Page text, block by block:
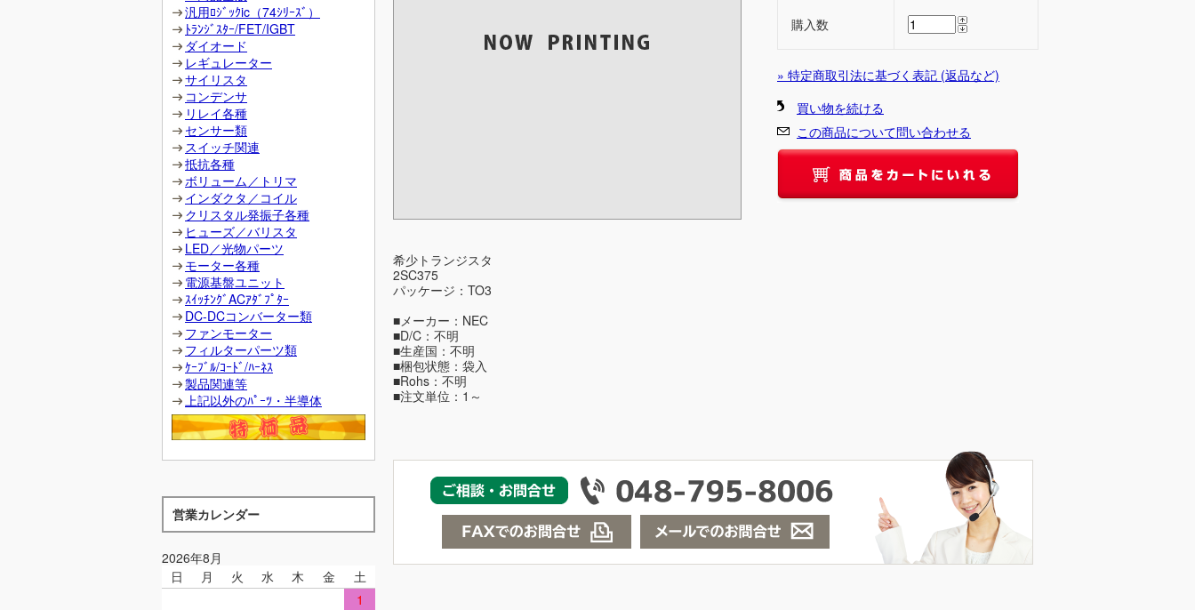
汎用ﾛｼﾞｯｸic（74ｼﾘｰｽﾞ）
ﾄﾗﾝｼﾞｽﾀｰ/FET/IGBT
ダイオード
レギュレーター
サイリスタ
コンデンサ
リレイ各種
センサー類
スイッチ関連
抵抗各種
ボリューム／トリマ
インダクタ／コイル
クリスタル発振子各種
ヒューズ／バリスタ
LED／光物パーツ
モーター各種
電源基盤ユニット
ｽｲｯﾁﾝｸﾞACｱﾀﾞﾌﾟﾀｰ
DC-DCコンバーター類
ファンモーター
フィルターパーツ類
ｹｰﾌﾞﾙ/ｺｰﾄﾞ/ﾊｰﾈｽ
製品関連等
上記以外のﾊﾟｰﾂ・半導体
営業カレンダー
2026年8月
日
月 火 水 木 金
土
1
購入数
» 特定商取引法に基づく表記 (返品など)
買い物を続ける
この商品について問い合わせる
希少トランジスタ
2SC375
パッケージ：TO3
■メーカー：NEC
■D/C：不明
■生産国：不明
■梱包状態：袋入
■Rohs：不明
■注文単位：1～